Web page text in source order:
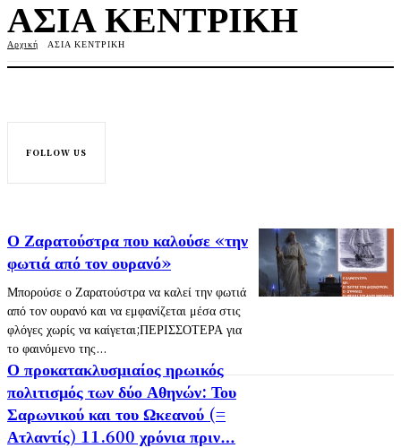
ΑΣΙΑ ΚΕΝΤΡΙΚΗ
Αρχική ΑΣΙΑ ΚΕΝΤΡΙΚΗ
Ο Ζαρατούστρα που καλούσε «την
φωτιά από τον ουρανό»
Μπορούσε ο Ζαρατούστρα να καλεί την φωτιά
από τον ουρανό και να εμφανίζεται μέσα στις
φλόγες χωρίς να καίγεται;ΠΕΡΙΣΣΟΤΕΡΑ για
το φαινόμενο της...
Ο προκατακλυσμιαίος ηρωικός
πολιτισμός των δύο Αθηνών: Του
Σαρωνικού και του Ωκεανού (=
Ατλαντίς) 11.600 χρόνια πριν…
FOLLOW US